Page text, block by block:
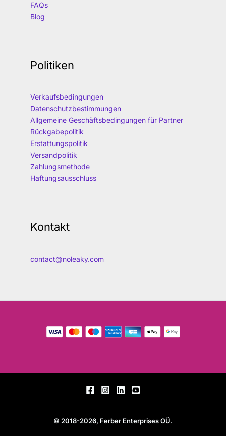
FAQs
Blog
Politiken
Verkaufsbedingungen
Datenschutzbestimmungen
Allgemeine Geschäftsbedingungen für Partner
Rückgabepolitik
Erstattungspolitik
Versandpolitik
Zahlungsmethode
Haftungsausschluss
Kontakt
contact@noleaky.com
© 2018-2026, Ferber Enterprises OÜ.